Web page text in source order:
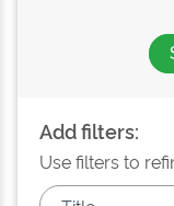
Add filters:
Use filters to